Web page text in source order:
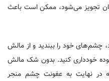
تجویز می‌شود، ممکن است باعث
چشم‌های خود را ببندید و از مالش
خودداری کنید. بدون شک مالش
در نهایت به عفونت چشم منجر